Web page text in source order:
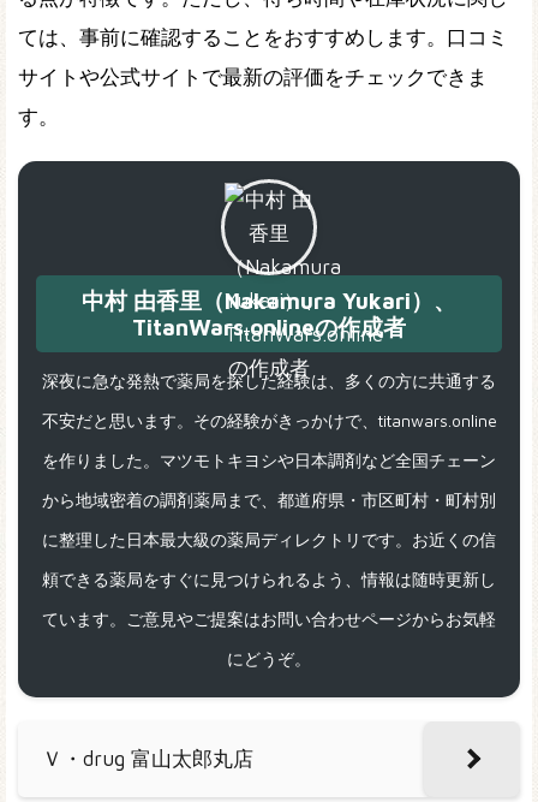
ては、事前に確認することをおすすめします。口コミ
サイトや公式サイトで最新の評価をチェックできま
す。
中村 由香里（Nakamura Yukari）、
TitanWars.onlineの作成者
深夜に急な発熱で薬局を探した経験は、多くの方に共通する
不安だと思います。その経験がきっかけで、titanwars.online
を作りました。マツモトキヨシや日本調剤など全国チェーン
から地域密着の調剤薬局まで、都道府県・市区町村・町村別
に整理した日本最大級の薬局ディレクトリです。お近くの信
頼できる薬局をすぐに見つけられるよう、情報は随時更新し
ています。ご意見やご提案はお問い合わせページからお気軽
にどうぞ。
Ｖ・drug 富山太郎丸店